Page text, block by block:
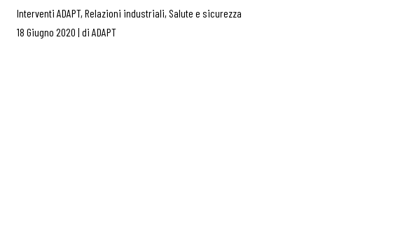
Interventi ADAPT, Relazioni industriali, Salute e sicurezza
18 Giugno 2020 | di ADAPT